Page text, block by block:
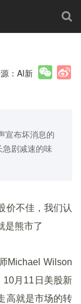
：AI新
宣布坏消息的
剧减速的味
价不佳，我们认
是熊市了
Michael Wilson
10月11日美股新
高就是市场的转